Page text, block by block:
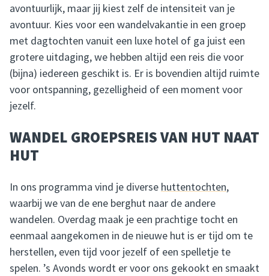
avontuurlijk, maar jij kiest zelf de intensiteit van je
avontuur. Kies voor een wandelvakantie in een groep
met dagtochten vanuit een luxe hotel of ga juist een
grotere uitdaging, we hebben altijd een reis die voor
(bijna) iedereen geschikt is. Er is bovendien altijd ruimte
voor ontspanning, gezelligheid of een moment voor
jezelf.
WANDEL GROEPSREIS VAN HUT NAAT
HUT
In ons programma vind je diverse huttentochten,
waarbij we van de ene berghut naar de andere
wandelen. Overdag maak je een prachtige tocht en
eenmaal aangekomen in de nieuwe hut is er tijd om te
herstellen, even tijd voor jezelf of een spelletje te
spelen. ’s Avonds wordt er voor ons gekookt en smaakt